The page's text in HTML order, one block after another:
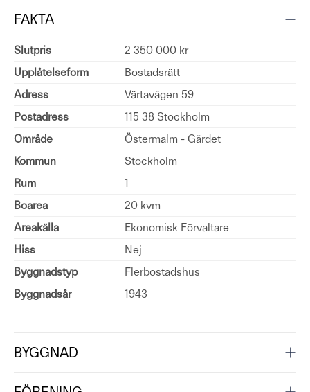
FAKTA
Slutpris
2 350 000 kr
Upplåtelseform
Bostadsrätt
Adress
Värtavägen 59
Postadress
115 38 Stockholm
Område
Östermalm - Gärdet
Kommun
Stockholm
Rum
1
Boarea
20 kvm
Areakälla
Ekonomisk Förvaltare
Hiss
Nej
Byggnadstyp
Flerbostadshus
Byggnadsår
1943
BYGGNAD